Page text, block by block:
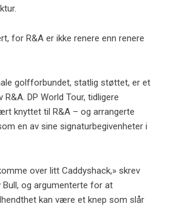
for R&A er ikke renere enn renere
golfforbundet, statlig støttet, er et
DP World Tour, tidligere
knyttet til R&A – og arrangerte
en av sine signaturbegivenheter i
over litt Caddyshack,» skrev
Bull, og argumenterte for at
kan være et knep som slår